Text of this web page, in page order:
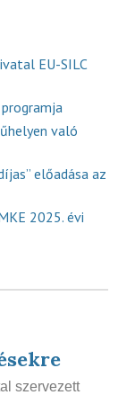
EU-SILC
való
előadása az
2025. évi
szervezett